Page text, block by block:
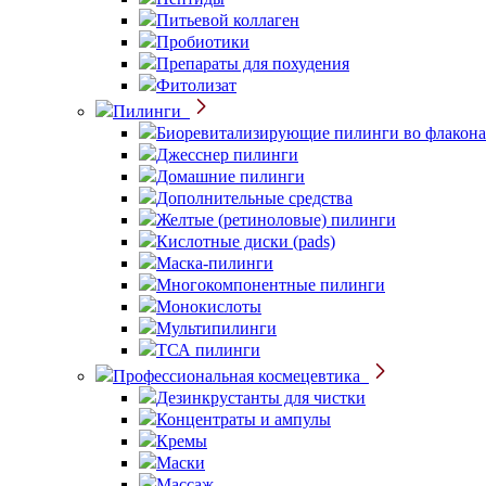
Питьевой коллаген
Пробиотики
Препараты для похудения
Фитолизат
Пилинги
Биоревитализирующие пилинги во
Джесснер пилинги
Домашние пилинги
Дополнительные средства
Желтые (ретиноловые) пилинги
Кислотные диски (pads)
Маска-пилинги
Многокомпонентные пилинги
Монокислоты
Мультипилинги
ТСА пилинги
Профессиональная космецевтика
Дезинкрустанты для чистки
Концентраты и ампулы
Кремы
Маски